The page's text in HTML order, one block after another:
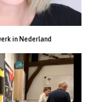
in Nederland